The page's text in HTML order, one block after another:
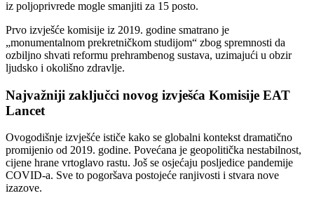
iz poljoprivrede mogle smanjiti za 15 posto.
Prvo izvješće komisije iz 2019. godine smatrano je
„monumentalnom prekretničkom studijom“ zbog spremnosti da
ozbiljno shvati reformu prehrambenog sustava, uzimajući u obzir
ljudsko i okolišno zdravlje.
Najvažniji zaključci novog izvješća Komisije EAT
Lancet
Ovogodišnje izvješće ističe kako se globalni kontekst dramatično
promijenio od 2019. godine. Povećana je geopolitička nestabilnost,
cijene hrane vrtoglavo rastu. Još se osjećaju posljedice pandemije
COVID-a. Sve to pogoršava postojeće ranjivosti i stvara nove
izazove.